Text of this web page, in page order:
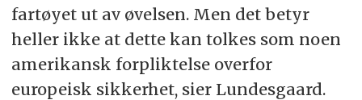
fartøyet ut av øvelsen. Men det betyr
heller ikke at dette kan tolkes som noen
amerikansk forpliktelse overfor
europeisk sikkerhet, sier Lundesgaard.